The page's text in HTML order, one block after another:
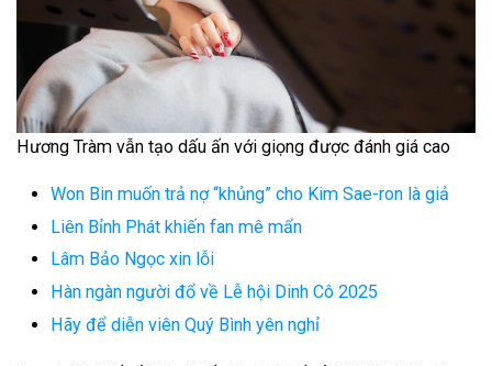
Hương Tràm vẫn tạo dấu ấn với giọng được đánh giá cao
Won Bin muốn trả nợ “khủng” cho Kim Sae-ron là giả
Liên Bỉnh Phát khiến fan mê mẩn
Lâm Bảo Ngọc xin lỗi
Hàn ngàn người đổ về Lễ hội Dinh Cô 2025
Hãy để diễn viên Quý Bình yên nghỉ